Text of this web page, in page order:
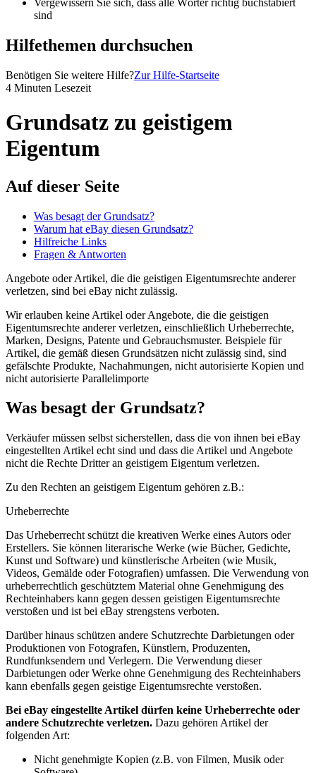
Vergewissern Sie sich, dass alle Wörter richtig buchstabiert
sind
Hilfethemen durchsuchen
Benötigen Sie weitere Hilfe?Zur Hilfe-Startseite
4 Minuten Lesezeit
Grundsatz zu geistigem
Eigentum
Auf dieser Seite
Was besagt der Grundsatz?
Warum hat eBay diesen Grundsatz?
Hilfreiche Links
Fragen & Antworten
Angebote oder Artikel, die die geistigen Eigentumsrechte anderer
verletzen, sind bei eBay nicht zulässig.
Wir erlauben keine Artikel oder Angebote, die die geistigen
Eigentumsrechte anderer verletzen, einschließlich Urheberrechte,
Marken, Designs, Patente und Gebrauchsmuster. Beispiele für
Artikel, die gemäß diesen Grundsätzen nicht zulässig sind, sind
gefälschte Produkte, Nachahmungen, nicht autorisierte Kopien und
nicht autorisierte Parallelimporte
Was besagt der Grundsatz?
Verkäufer müssen selbst sicherstellen, dass die von ihnen bei eBay
eingestellten Artikel echt sind und dass die Artikel und Angebote
nicht die Rechte Dritter an geistigem Eigentum verletzen.
Zu den Rechten an geistigem Eigentum gehören z.B.:
Urheberrechte
Das Urheberrecht schützt die kreativen Werke eines Autors oder
Erstellers. Sie können literarische Werke (wie Bücher, Gedichte,
Kunst und Software) und künstlerische Arbeiten (wie Musik,
Videos, Gemälde oder Fotografien) umfassen. Die Verwendung von
urheberrechtlich geschütztem Material ohne Genehmigung des
Rechteinhabers kann gegen dessen geistigen Eigentumsrechte
verstoßen und ist bei eBay strengstens verboten.
Darüber hinaus schützen andere Schutzrechte Darbietungen oder
Produktionen von Fotografen, Künstlern, Produzenten,
Rundfunksendern und Verlegern. Die Verwendung dieser
Darbietungen oder Werke ohne Genehmigung des Rechteinhabers
kann ebenfalls gegen geistige Eigentumsrechte verstoßen.
Bei eBay eingestellte Artikel dürfen keine Urheberrechte oder
andere Schutzrechte verletzen. Dazu gehören Artikel der
folgenden Art:
Nicht genehmigte Kopien (z.B. von Filmen, Musik oder